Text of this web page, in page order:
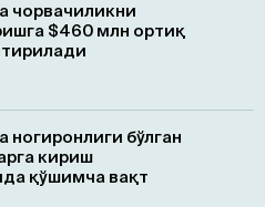
чорвачиликни
$460 млн ортиқ
ногиронлиги бўлган
кириш
қўшимча вақт